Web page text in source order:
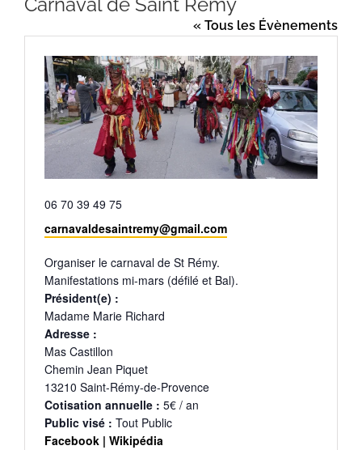
« Tous les Évènements
Téléphone
06 70 39 49 75
Email
carnavaldesaintremy@gmail.com
Organiser le carnaval de St Rémy.
Manifestations mi-mars (défilé et Bal).
Président(e) :
Madame Marie Richard
Adresse :
Mas Castillon
Chemin Jean Piquet
13210 Saint-Rémy-de-Provence
Cotisation annuelle : 5€ / an
Public visé : Tout Public
Facebook | Wikipédia